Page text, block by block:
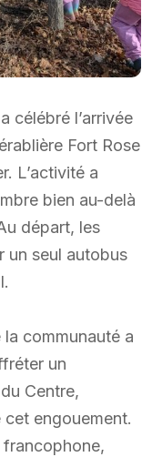
célébré l’arrivée
Fort Rose
L’activité a
bien au-delà
départ, les
un seul autobus
la communauté a
un
Centre,
cet engouement.
francophone,